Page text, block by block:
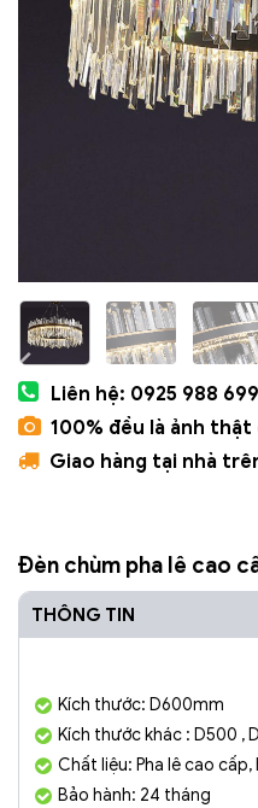
Liên hệ: 0925 988
100% đều là ảnh
Giao hàng tại nhà
Đèn chùm pha lê cao
THÔNG TIN
Kích thước: D600mm
Kích thước khác : D500 ,
Chất liệu: Pha lê cao
Bảo hành: 24 tháng